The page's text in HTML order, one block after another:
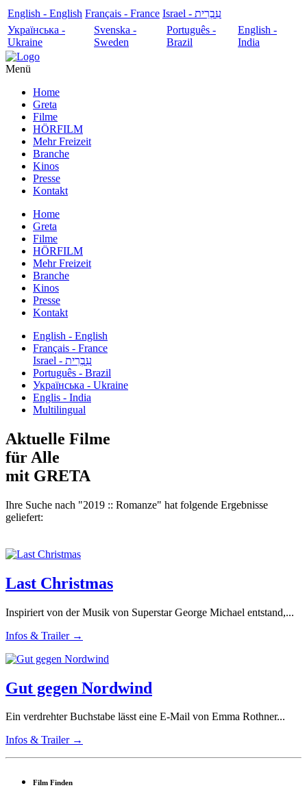
English - English Français - France
עִבְרִית - Israel
Українська -
Ukraine
Svenska -
Sweden
Português -
Brazil
English -
India
Menü
Home
Greta
Filme
HÖRFILM
Mehr Freizeit
Branche
Kinos
Presse
Kontakt
Home
Greta
Filme
HÖRFILM
Mehr Freizeit
Branche
Kinos
Presse
Kontakt
English - English
Français - France
עִבְרִית - Israel
Português - Brazil
Українська - Ukraine
Englis - India
Multilingual
Aktuelle Filme
für Alle
mit GRETA
Ihre Suche nach "2019 :: Romanze" hat folgende Ergebnisse
geliefert:
Last Christmas
Inspiriert von der Musik von Superstar George Michael entstand,...
Infos & Trailer →
Gut gegen Nordwind
Ein verdrehter Buchstabe lässt eine E-Mail von Emma Rothner...
Infos & Trailer →
Film Finden